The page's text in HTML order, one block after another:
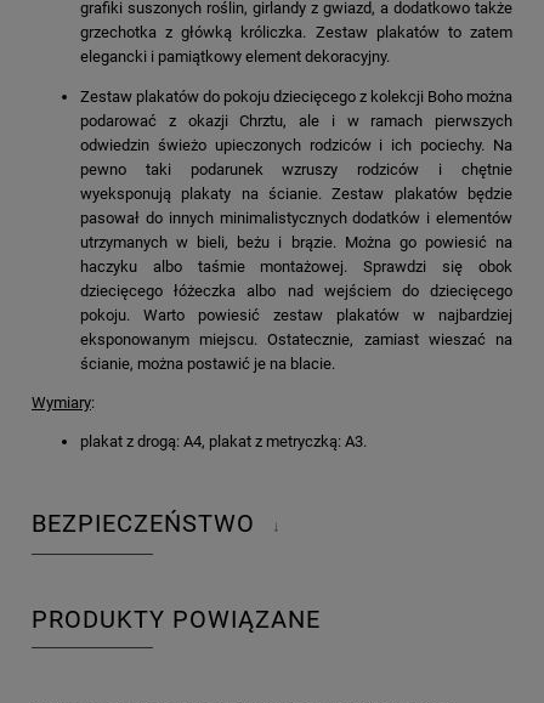
grafiki suszonych roślin, girlandy z gwiazd, a dodatkowo także
grzechotka z główką króliczka. Zestaw plakatów to zatem
elegancki i pamiątkowy element dekoracyjny.
Zestaw plakatów do pokoju dziecięcego z kolekcji Boho można
podarować z okazji Chrztu, ale i w ramach pierwszych
odwiedzin świeżo upieczonych rodziców i ich pociechy. Na
pewno taki podarunek wzruszy rodziców i chętnie
wyeksponują plakaty na ścianie. Zestaw plakatów będzie
pasował do innych minimalistycznych dodatków i elementów
utrzymanych w bieli, beżu i brązie. Można go powiesić na
haczyku albo taśmie montażowej. Sprawdzi się obok
dziecięcego łóżeczka albo nad wejściem do dziecięcego
pokoju. Warto powiesić zestaw plakatów w najbardziej
eksponowanym miejscu. Ostatecznie, zamiast wieszać na
ścianie, można postawić je na blacie.
Wymiary:
plakat z drogą: A4, plakat z metryczką: A3.
BEZPIECZEŃSTWO ↓
PRODUKTY POWIĄZANE